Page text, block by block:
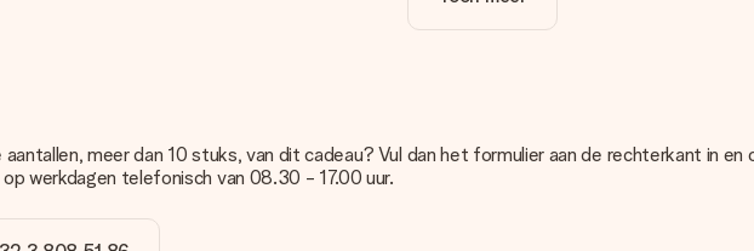
stuur je foto mee met het cadeau dat je wilt bestellen. Zij kunnen de kwaliteit dan voor je
bestanden om te uploaden in onze editor. Is dit te technisch of heb je een afbeelding van
zij helpen je graag zodat je alsnog jouw cadeau kunt maken!
beschikbaar is?
of een cadeau in een bepaalde kleur, maar je ziet die niet op de website staan? Neem
houdt het wenskaartje in?
meer dan 10 stuks, van dit cadeau? Vul dan het formulier aan de rechterkant in
werkdagen telefonisch van 08.30 - 17.00 uur.